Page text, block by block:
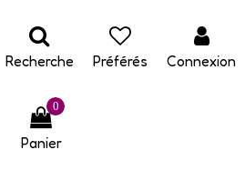
Recherche Préférés Connexion
0
Panier